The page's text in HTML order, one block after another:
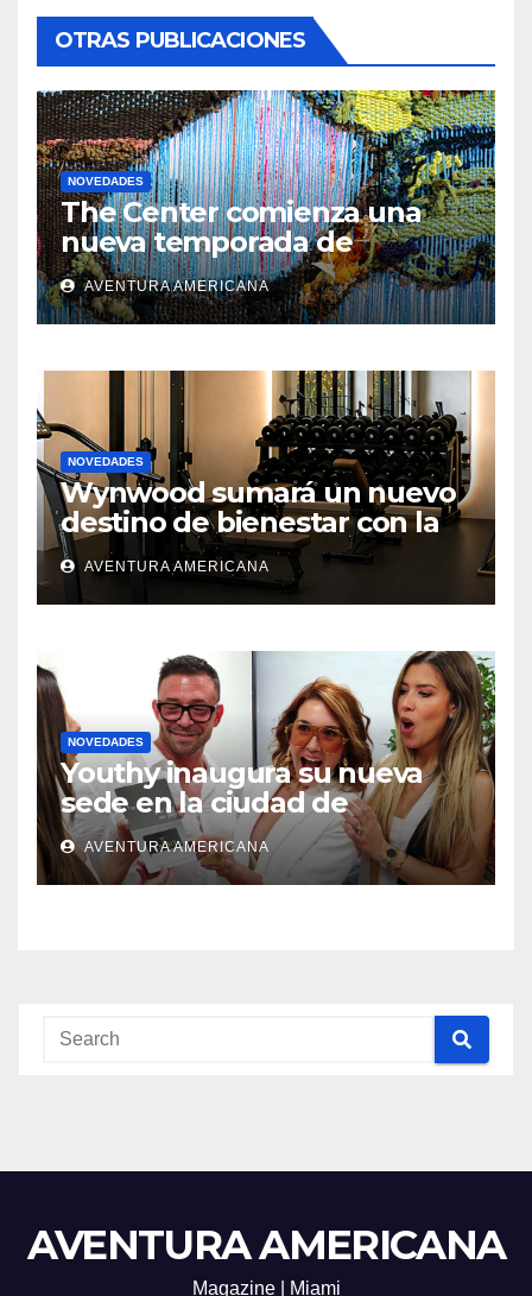
OTRAS PUBLICACIONES
NOVEDADES
The Center comienza una
nueva temporada de
exposiciones de arte
contemporáneo en
Hollywood
AVENTURA AMERICANA
NOVEDADES
Wynwood sumará un nuevo
destino de bienestar con la
apertura de UNLOCK
AVENTURA AMERICANA
NOVEDADES
Youthy inaugura su nueva
sede en la ciudad de
Aventura
AVENTURA AMERICANA
AVENTURA AMERICANA
Magazine | Miami